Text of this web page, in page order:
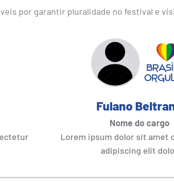
por garantir pluralidade no festival e
Fulano
Nome do cargo
Lorem ipsum dolor sit amet
adipiscing elit